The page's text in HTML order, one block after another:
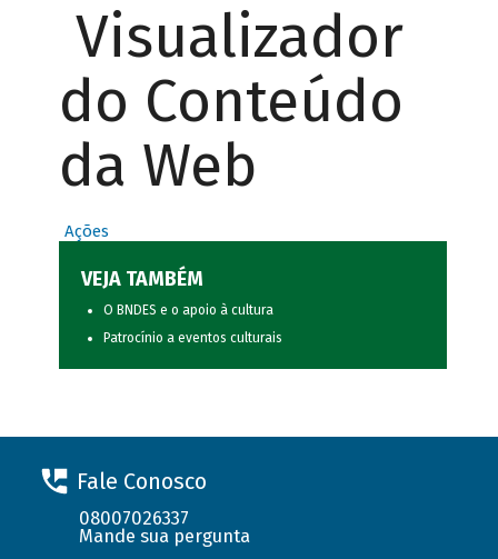
Visualizador
do Conteúdo
da Web
Ações
VEJA TAMBÉM
O BNDES e o apoio à cultura
Patrocínio a eventos culturais
Fale Conosco
08007026337
Mande sua pergunta